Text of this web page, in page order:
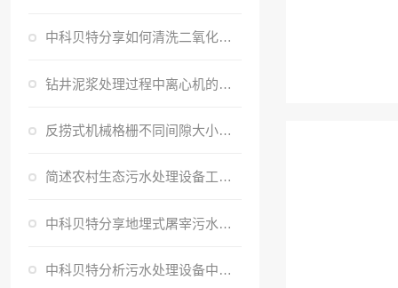
中科贝特分享如何清洗二氧化氯发生器，应注意哪些事项呢？
钻井泥浆处理过程中离心机的作用是什么？
反捞式机械格栅不同间隙大小有着不同的作用！
简述农村生态污水处理设备工艺说明
中科贝特分享地埋式屠宰污水处理设备操作流程及工艺
中科贝特分析污水处理设备中常用的处理方法有有哪些呢？